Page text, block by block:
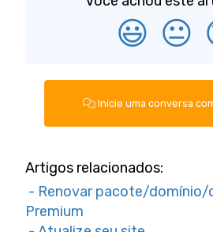
😃 😐
Inicie uma conversa
Artigos relacionados:
- Renovar pacote/domínio/
Premium